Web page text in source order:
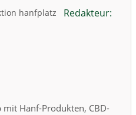
Redakteur:
mit Hanf-Produkten, CBD-